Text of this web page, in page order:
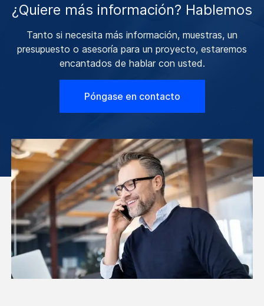
¿Quiere más información? Hablemos
Tanto si necesita más información, muestras, un
presupuesto o asesoría para un proyecto, estaremos
encantados de hablar con usted.
Póngase en contacto